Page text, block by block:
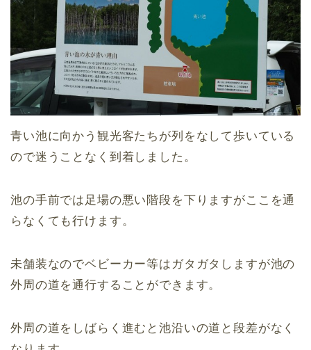
青い池に向かう観光客たちが列をなして歩いている
ので迷うことなく到着しました。
池の手前では足場の悪い階段を下りますがここを通
らなくても行けます。
未舗装なのでベビーカー等はガタガタしますが池の
外周の道を通行することができます。
外周の道をしばらく進むと池沿いの道と段差がなく